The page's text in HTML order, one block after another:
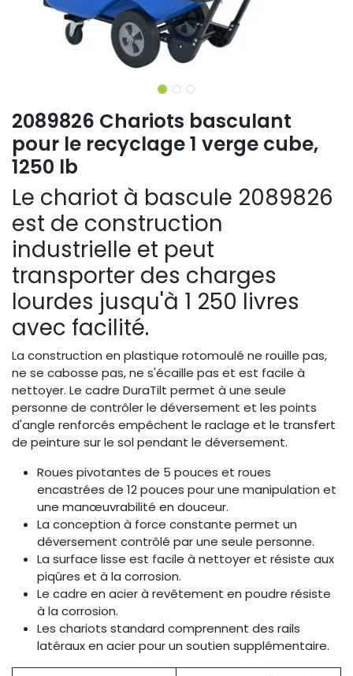
2089826 Chariots basculant
pour le recyclage 1 verge cube,
1250 lb
Le chariot à bascule 2089826
est de construction
industrielle et peut
transporter des charges
lourdes jusqu'à 1 250 livres
avec facilité.
La construction en plastique rotomoulé ne rouille pas,
ne se cabosse pas, ne s'écaille pas et est facile à
nettoyer. Le cadre DuraTilt permet à une seule
personne de contrôler le déversement et les points
d'angle renforcés empêchent le raclage et le transfert
de peinture sur le sol pendant le déversement.
Roues pivotantes de 5 pouces et roues
encastrées de 12 pouces pour une manipulation et
une manœuvrabilité en douceur.
La conception à force constante permet un
déversement contrôlé par une seule personne.
La surface lisse est facile à nettoyer et résiste aux
piqûres et à la corrosion.
Le cadre en acier à revêtement en poudre résiste
à la corrosion.
Les chariots standard comprennent des rails
latéraux en acier pour un soutien supplémentaire.